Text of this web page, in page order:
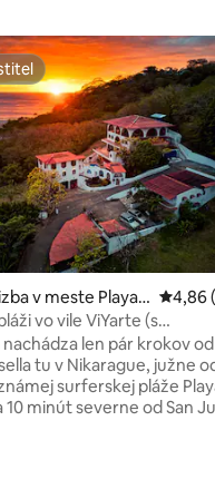
4,67 z 5, počet
v meste Playa
4,86
vo vile ViYarte (s
raňajkami)
nachádza len pár krokov od
tu v Nikarague, južne
surferskej pláže
10 minút severne od San